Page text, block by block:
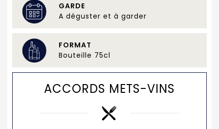
GARDE
A déguster et à garder
FORMAT
Bouteille 75cl
ACCORDS METS-VINS